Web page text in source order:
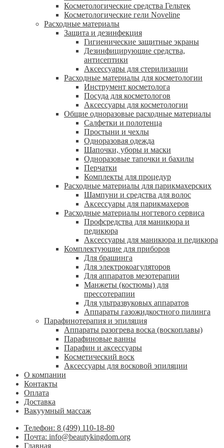
Косметологические средства Гельтек
Косметологические гели Noveline
Расходные материалы
Защита и дезинфекция
Гигиенические защитные экраны
Дезинфицирующие средства,
антисептики
Аксессуары для стерилизации
Расходные материалы для косметологии
Инструмент косметолога
Посуда для косметологов
Аксессуары для косметологии
Общие одноразовые расходные материалы
Салфетки и полотенца
Простыни и чехлы
Одноразовая одежда
Шапочки, уборы и маски
Одноразовые тапочки и бахилы
Перчатки
Комплекты для процедур
Расходные материалы для парикмахерских
Шампуни и средства для волос
Аксессуары для парикмахеров
Расходные материалы ногтевого сервиса
Профсредства для маникюра и
педикюра
Аксессуары для маникюра и педикюра
Комплектующие для приборов
Для брашинга
Для электрокоагуляторов
Для аппаратов мезотерапии
Манжеты (костюмы) для
прессотерапии
Для ультразвуковых аппаратов
Аппараты газожидкостного пилинга
Парафинотерапия и эпиляция
Аппараты разогрева воска (воскоплавы)
Парафиновые ванны
Парафин и аксессуары
Косметический воск
Аксессуары для восковой эпиляции
О компании
Контакты
Оплата
Доставка
Вакуумный массаж
Телефон: 8 (499) 110-18-80
Почта: info@beautykingdom.org
Главная